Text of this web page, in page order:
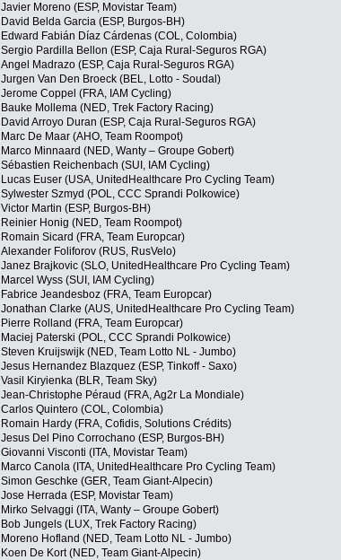
Javier Moreno (ESP, Movistar Team)
David Belda Garcia (ESP, Burgos-BH)
Edward Fabián Díaz Cárdenas (COL, Colombia)
Sergio Pardilla Bellon (ESP, Caja Rural-Seguros RGA)
Angel Madrazo (ESP, Caja Rural-Seguros RGA)
Jurgen Van Den Broeck (BEL, Lotto - Soudal)
Jerome Coppel (FRA, IAM Cycling)
Bauke Mollema (NED, Trek Factory Racing)
David Arroyo Duran (ESP, Caja Rural-Seguros RGA)
Marc De Maar (AHO, Team Roompot)
Marco Minnaard (NED, Wanty – Groupe Gobert)
Sébastien Reichenbach (SUI, IAM Cycling)
Lucas Euser (USA, UnitedHealthcare Pro Cycling Team)
Sylwester Szmyd (POL, CCC Sprandi Polkowice)
Victor Martin (ESP, Burgos-BH)
Reinier Honig (NED, Team Roompot)
Romain Sicard (FRA, Team Europcar)
Alexander Foliforov (RUS, RusVelo)
Janez Brajkovic (SLO, UnitedHealthcare Pro Cycling Team)
Marcel Wyss (SUI, IAM Cycling)
Fabrice Jeandesboz (FRA, Team Europcar)
Jonathan Clarke (AUS, UnitedHealthcare Pro Cycling Team)
Pierre Rolland (FRA, Team Europcar)
Maciej Paterski (POL, CCC Sprandi Polkowice)
Steven Kruijswijk (NED, Team Lotto NL - Jumbo)
Jesus Hernandez Blazquez (ESP, Tinkoff - Saxo)
Vasil Kiryienka (BLR, Team Sky)
Jean-Christophe Péraud (FRA, Ag2r La Mondiale)
Carlos Quintero (COL, Colombia)
Romain Hardy (FRA, Cofidis, Solutions Crédits)
Jesus Del Pino Corrochano (ESP, Burgos-BH)
Giovanni Visconti (ITA, Movistar Team)
Marco Canola (ITA, UnitedHealthcare Pro Cycling Team)
Simon Geschke (GER, Team Giant-Alpecin)
Jose Herrada (ESP, Movistar Team)
Mirko Selvaggi (ITA, Wanty – Groupe Gobert)
Bob Jungels (LUX, Trek Factory Racing)
Moreno Hofland (NED, Team Lotto NL - Jumbo)
Koen De Kort (NED, Team Giant-Alpecin)